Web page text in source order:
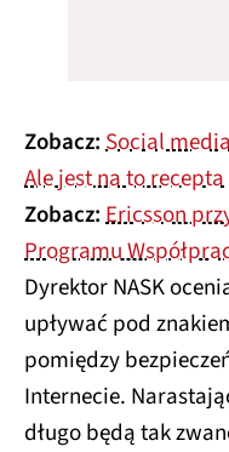
Zobacz:Social
Ale jest na to recepta
Zobacz:Ericsson
Programu
Dyrektor NASK
upływać pod
pomiędzy
Internecie.
długo będą tak